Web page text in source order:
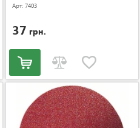
Арт: 7403
37 грн.